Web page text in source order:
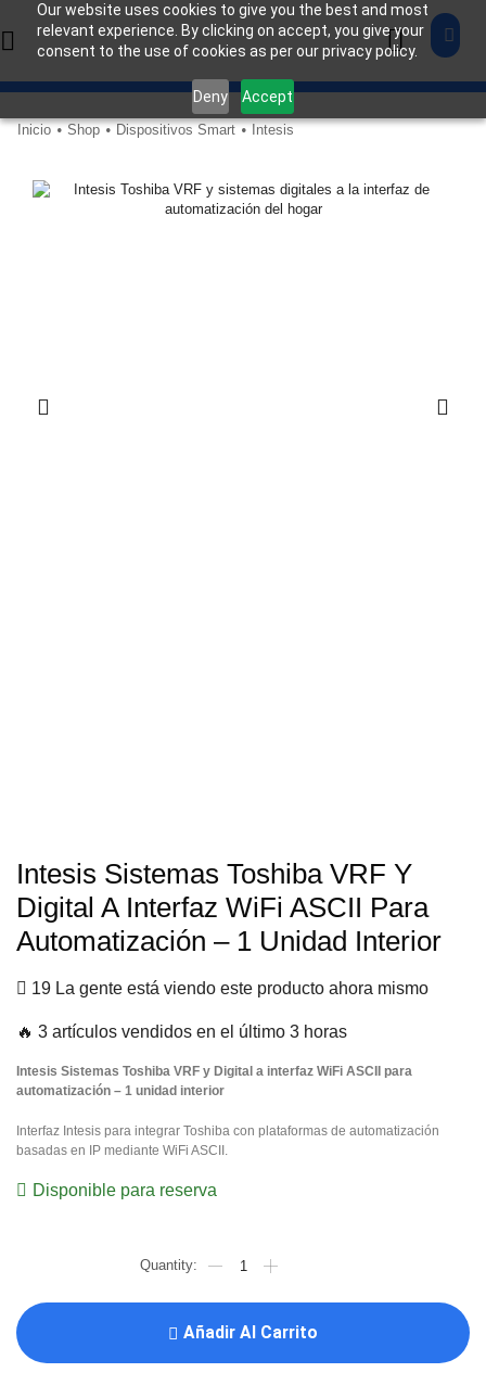
Our website uses cookies to give you the best and most
relevant experience. By clicking on accept, you give your
consent to the use of cookies as per our privacy policy.
Deny Accept
Inicio • Shop • Dispositivos Smart • Intesis
Intesis Sistemas Toshiba VRF Y
Digital A Interfaz WiFi ASCII Para
Automatización – 1 Unidad Interior
19 La gente está viendo este producto ahora mismo
🔥 3 artículos vendidos en el último 3 horas
Intesis Sistemas Toshiba VRF y Digital a interfaz WiFi ASCII para
automatización – 1 unidad interior
Interfaz Intesis para integrar Toshiba con plataformas de automatización
basadas en IP mediante WiFi ASCII.
Disponible para reserva
Añadir Al Carrito